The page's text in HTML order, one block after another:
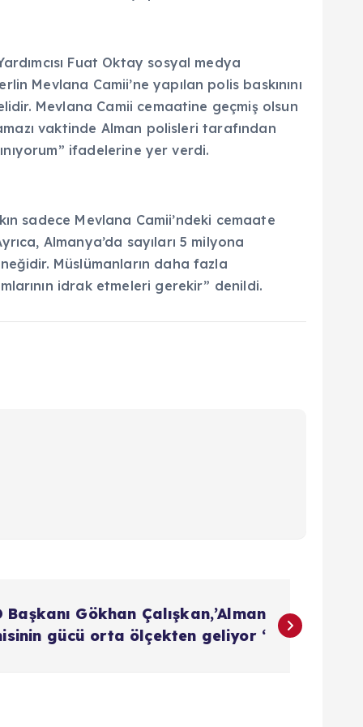
Fuat Oktay sosyal medya
Mevlana Camii’ne yapılan polis baskınını
Mevlana Camii cemaatine geçmiş olsun
vaktinde Alman polisleri tarafından
ifadelerine yer verdi.
sadece Mevlana Camii’ndeki cemaate
Almanya’da sayıları 5 milyona
Müslümanların daha fazla
idrak etmeleri gerekir” denildi.
Başkanı Gökhan Çalışkan,’Alman
gücü orta ölçekten geliyor ‘